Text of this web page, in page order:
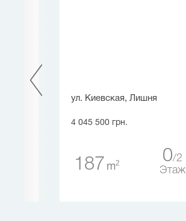
ул. Киевская, Лишня
4 045 500 грн.
187 m2 0 2
Этаж